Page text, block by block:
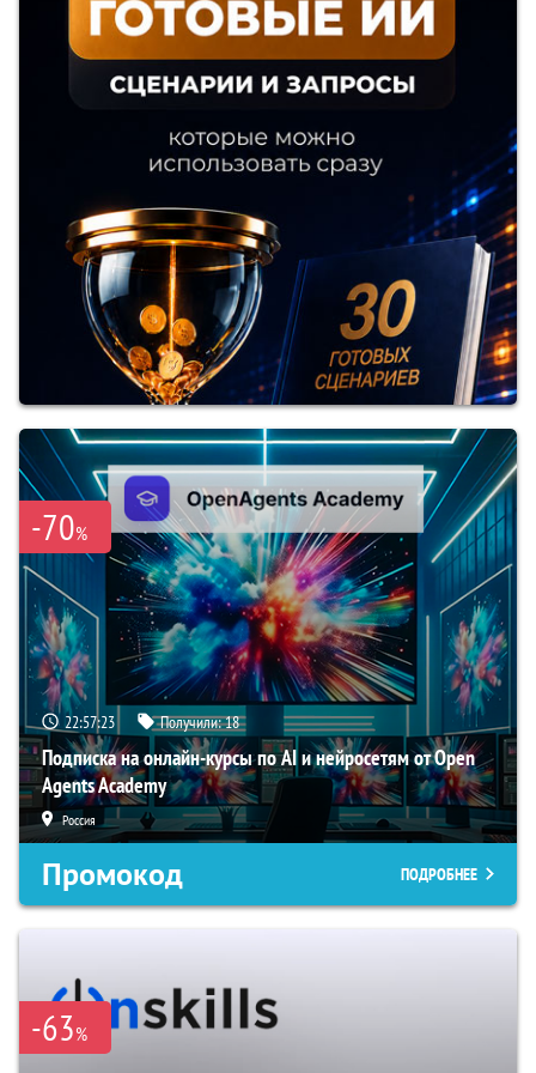
-70%
22:57:22 Получили:18
Подписка на онлайн-курсы по AI и нейросетям от Open
Agents Academy
Россия
Промокод ПОДРОБНЕЕ
-63%